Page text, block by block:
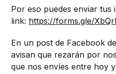
Por eso puedes enviar tus
link: https://forms.gle/
En un post de Facebook de
avisan que rezarán por
que nos envíes entre hoy